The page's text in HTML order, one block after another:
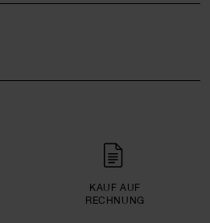
KAUF AUF
RECHNUNG